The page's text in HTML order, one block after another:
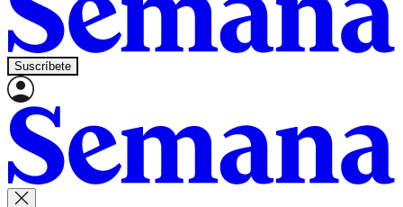
Suscríbete